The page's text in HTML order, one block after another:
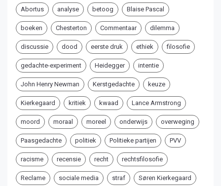
Abortus analyse betoog Blaise Pascal
boeken Chesterton Commentaar dilemma
discussie dood eerste druk ethiek filosofie
gedachte-experiment Heidegger intentie
John Henry Newman Kerstgedachte keuze
Kierkegaard kritiek kwaad Lance Armstrong
moord moraal moreel onderwijs overweging
Paasgedachte politiek Politieke partijen PVV
racisme recensie recht rechtsfilosofie
Reclame sociale media straf Søren Kierkegaard